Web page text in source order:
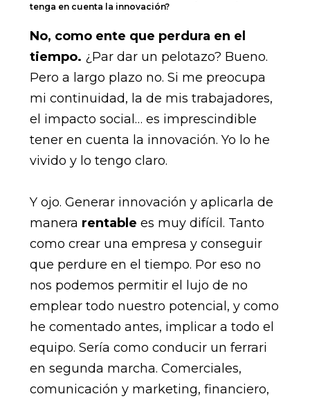
tenga en cuenta la innovación?
No, como ente que perdura en el
tiempo. ¿Par dar un pelotazo? Bueno.
Pero a largo plazo no. Si me preocupa
mi continuidad, la de mis trabajadores,
el impacto social… es imprescindible
tener en cuenta la innovación. Yo lo he
vivido y lo tengo claro.
Y ojo. Generar innovación y aplicarla de
manera rentable es muy difícil. Tanto
como crear una empresa y conseguir
que perdure en el tiempo. Por eso no
nos podemos permitir el lujo de no
emplear todo nuestro potencial, y como
he comentado antes, implicar a todo el
equipo. Sería como conducir un ferrari
en segunda marcha. Comerciales,
comunicación y marketing, financiero,